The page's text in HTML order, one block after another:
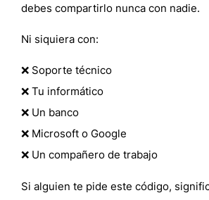
debes compartirlo nunca con nadie.
Ni siquiera con:
❌ Soporte técnico
❌ Tu informático
❌ Un banco
❌ Microsoft o Google
❌ Un compañero de trabajo
Si alguien te pide este código,